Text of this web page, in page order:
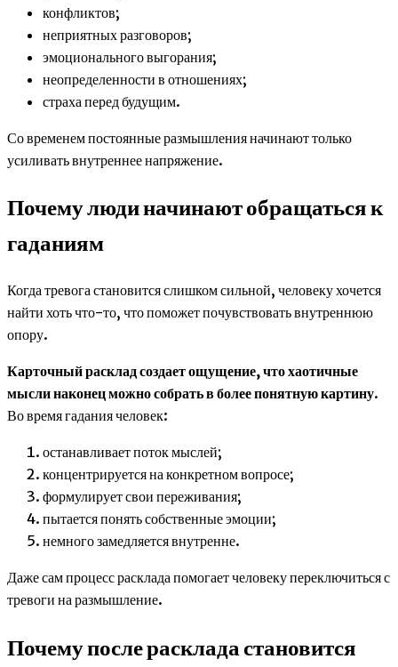
конфликтов;
неприятных разговоров;
эмоционального выгорания;
неопределенности в отношениях;
страха перед будущим.
Со временем постоянные размышления начинают только
усиливать внутреннее напряжение.
Почему люди начинают обращаться к
гаданиям
Когда тревога становится слишком сильной, человеку хочется
найти хоть что-то, что поможет почувствовать внутреннюю
опору.
Карточный расклад создает ощущение, что хаотичные
мысли наконец можно собрать в более понятную картину.
Во время гадания человек:
останавливает поток мыслей;
концентрируется на конкретном вопросе;
формулирует свои переживания;
пытается понять собственные эмоции;
немного замедляется внутренне.
Даже сам процесс расклада помогает человеку переключиться с
тревоги на размышление.
Почему после расклада становится